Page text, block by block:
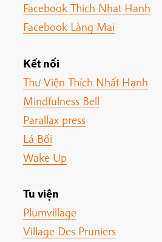
Facebook Thich Nhat Hanh
Facebook Làng Mai
Kết nối
Thư Viện Thích Nhất Hạnh
Mindfulness Bell
Parallax press
Lá Bối
Wake Up
Tu viện
Plumvillage
Village Des Pruniers